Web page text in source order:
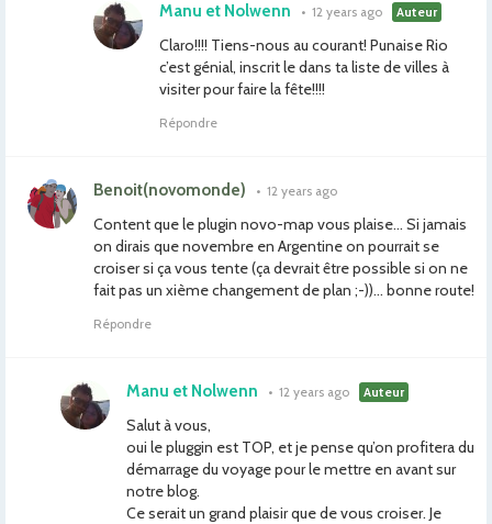
Manu et Nolwenn • 12 years ago Auteur
Claro!!!! Tiens-nous au courant! Punaise Rio
c’est génial, inscrit le dans ta liste de villes à
visiter pour faire la fête!!!!
Répondre
Benoit(novomonde) • 12 years ago
Content que le plugin novo-map vous plaise… Si jamais
on dirais que novembre en Argentine on pourrait se
croiser si ça vous tente (ça devrait être possible si on ne
fait pas un xième changement de plan ;-))… bonne route!
Répondre
Manu et Nolwenn • 12 years ago Auteur
Salut à vous,
oui le pluggin est TOP, et je pense qu’on profitera du
démarrage du voyage pour le mettre en avant sur
notre blog.
Ce serait un grand plaisir que de vous croiser. Je